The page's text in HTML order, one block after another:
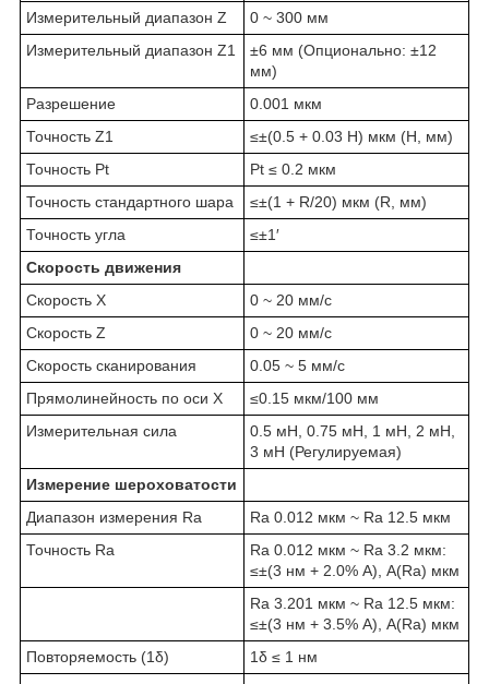
Измерительный диапазон Z
0 ~ 300 мм
Измерительный диапазон Z1
±6 мм (Опционально: ±12
мм)
Разрешение
0.001 мкм
Точность Z1
≤±(0.5 + 0.03 H) мкм (H, мм)
Точность Pt
Pt ≤ 0.2 мкм
Точность стандартного шара
≤±(1 + R/20) мкм (R, мм)
Точность угла
≤±1′
Скорость движения
Скорость X
0 ~ 20 мм/с
Скорость Z
0 ~ 20 мм/с
Скорость сканирования
0.05 ~ 5 мм/с
Прямолинейность по оси X
≤0.15 мкм/100 мм
Измерительная сила
0.5 мН, 0.75 мН, 1 мН, 2 мН,
3 мН (Регулируемая)
Измерение шероховатости
Диапазон измерения Ra
Ra 0.012 мкм ~ Ra 12.5 мкм
Точность Ra
Ra 0.012 мкм ~ Ra 3.2 мкм:
≤±(3 нм + 2.0% A), A(Ra) мкм
Ra 3.201 мкм ~ Ra 12.5 мкм:
≤±(3 нм + 3.5% A), A(Ra) мкм
Повторяемость (1δ)
1δ ≤ 1 нм